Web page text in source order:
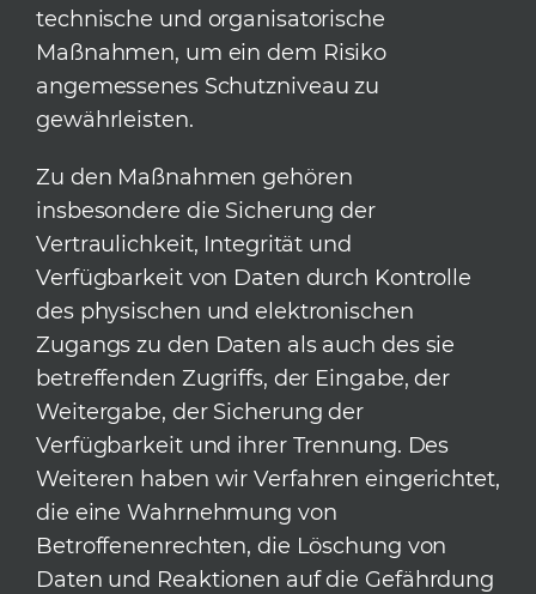
technische und organisatorische
Maßnahmen, um ein dem Risiko
angemessenes Schutzniveau zu
gewährleisten.
Zu den Maßnahmen gehören
insbesondere die Sicherung der
Vertraulichkeit, Integrität und
Verfügbarkeit von Daten durch Kontrolle
des physischen und elektronischen
Zugangs zu den Daten als auch des sie
betreffenden Zugriffs, der Eingabe, der
Weitergabe, der Sicherung der
Verfügbarkeit und ihrer Trennung. Des
Weiteren haben wir Verfahren eingerichtet,
die eine Wahrnehmung von
Betroffenenrechten, die Löschung von
Daten und Reaktionen auf die Gefährdung